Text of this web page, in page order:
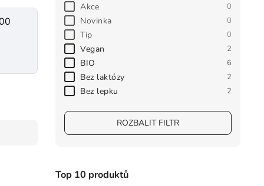
Akce 0
Novinka 0
Tip 0
Vegan 2
BIO 6
Bez laktózy 2
Bez lepku 2
ROZBALIT FILTR
Top 10 produktů